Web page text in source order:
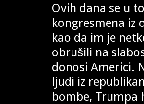
Ovih dana se u
kongresmena iz
kao da im je
obrušili na
donosi Americi.
ljudi iz
bombe, Trumpa